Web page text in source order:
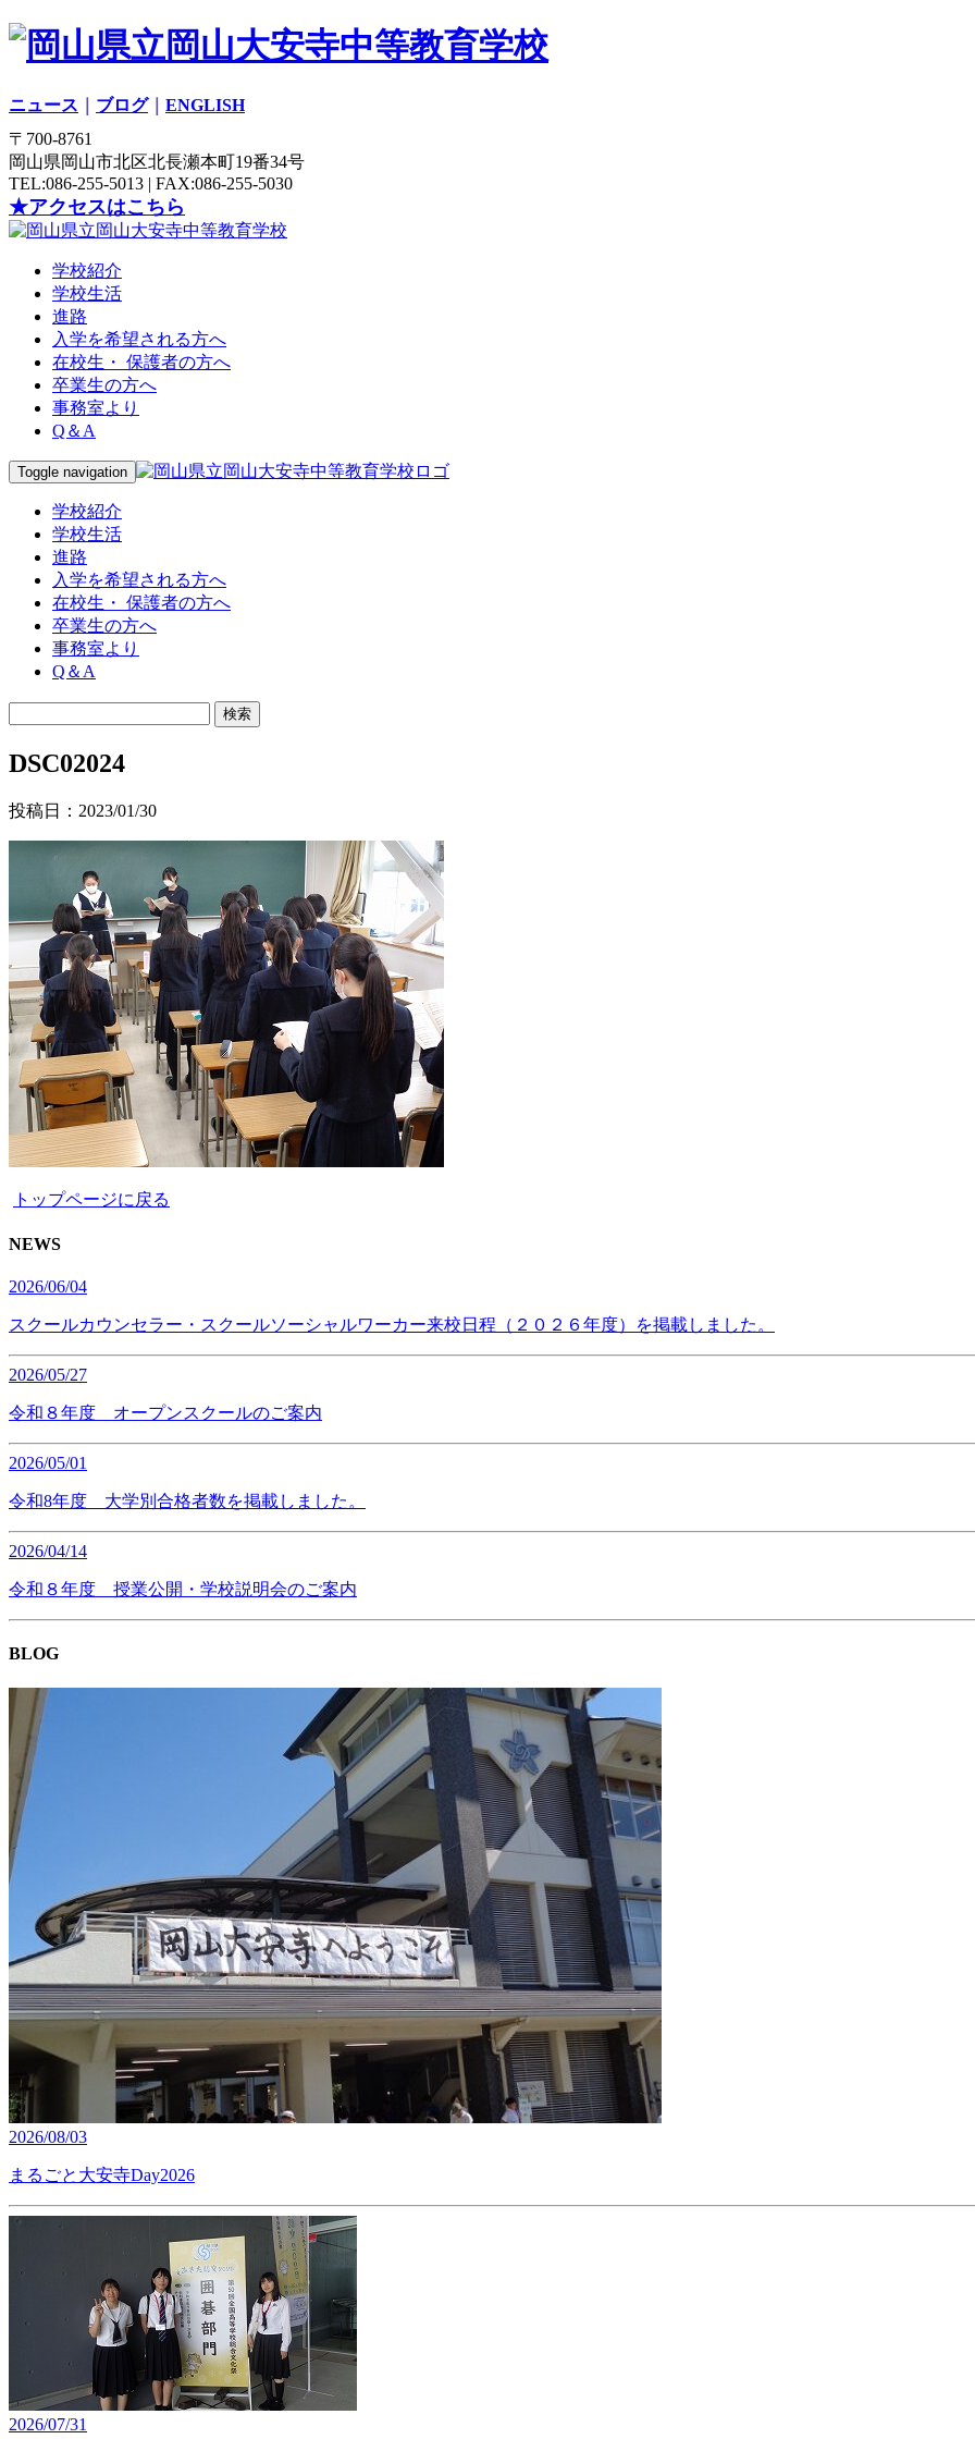
ニュース ブログ｜ ENGLISH
〒700-8761
岡山県岡山市北区北長瀬本町19番34号
TEL:086-255-5013 | FAX:086-255-5030
★アクセスはこちら
学校紹介
学校生活
進路
入学を希望される方へ
在校生・ 保護者の方へ
卒業生の方へ
事務室より
Q＆A
Toggle navigation
学校紹介
学校生活
進路
入学を希望される方へ
在校生・ 保護者の方へ
卒業生の方へ
事務室より
Q＆A
DSC02024
投稿日：2023/01/30
トップページに戻る
NEWS
2026/06/04
スクールカウンセラー・スクールソーシャルワーカー来校日程（２０２６年度）を掲載しました。
2026/05/27
令和８年度 オープンスクールのご案内
2026/05/01
令和8年度 大学別合格者数を掲載しました。
2026/04/14
令和８年度 授業公開・学校説明会のご案内
BLOG
2026/08/03
まるごと大安寺Day2026
2026/07/31